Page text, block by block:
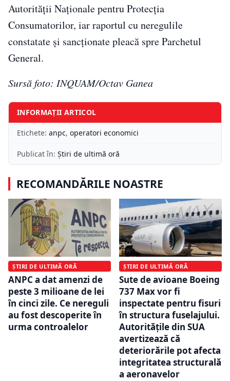
Autorităţii Naţionale pentru Protecţia
Consumatorilor, iar raportul cu neregulile
constatate şi sancţionate pleacă spre Parchetul
General.
Sursă foto: INQUAM/Octav Ganea
INFORMAȚII ARTICOL
Etichete: anpc, operatori economici
Publicat în: Știri de ultimă oră
RECOMANDĂRILE NOASTRE
ȘTIRI DE ULTIMĂ ORĂ
ANPC a dat amenzi de
peste 3 milioane de lei
în cinci zile. Ce nereguli
au fost descoperite în
urma controalelor
ȘTIRI DE ULTIMĂ ORĂ
Sute de avioane Boeing
737 Max vor fi
inspectate pentru fisuri
în structura fuselajului.
Autoritățile din SUA
avertizează că
deteriorările pot afecta
integritatea structurală
a aeronavelor